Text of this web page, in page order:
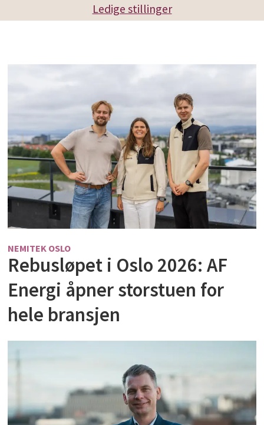
Ledige stillinger
NEMITEK OSLO
Rebusløpet i Oslo 2026: AF
Energi åpner storstuen for
hele bransjen